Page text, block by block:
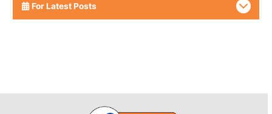
For Latest Posts